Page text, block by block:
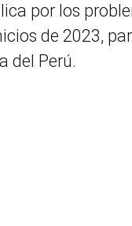
por los
de 2023,
del Perú.